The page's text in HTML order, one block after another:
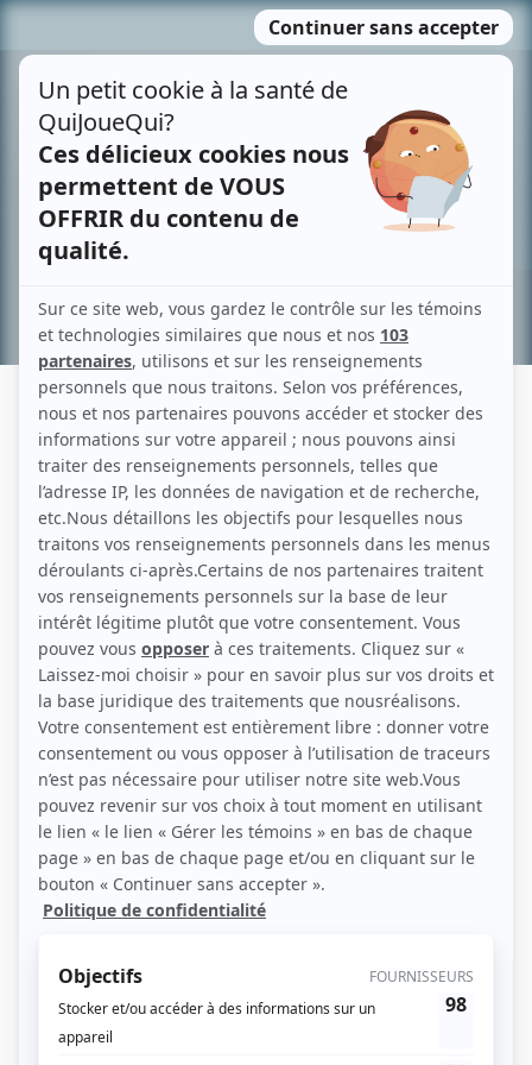
MENU
contenu
Recherche avancée »
SIMON-PIERRE LAMBERT
Liens
Fiche de Simon-Pierre Lambert sur Showbizz.net
Personnages
Alertes : Pelletier(Parker)
Indéfendable( Hugo2022
Mea Culpa(Agent Provencher2026)
Les Révoltés(Conseiller du ministre)
À coeur battant (2023)
Huissier-audiencier
Aller simple( Samuel Beaulac )
Chaos( Michel Bérubé)
5e rang( Médecin de Vince2020 )
Une autre histoire (Infirmier2021)
Olivier(Dr Perreault)